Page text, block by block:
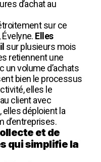
d’achat au
sur ce
Elles
sur plusieurs mois
retiennent une
un volume d’achats
bien le processus
elles le
client avec
elles déploient la
d’entreprises.
et de
qui simplifie la